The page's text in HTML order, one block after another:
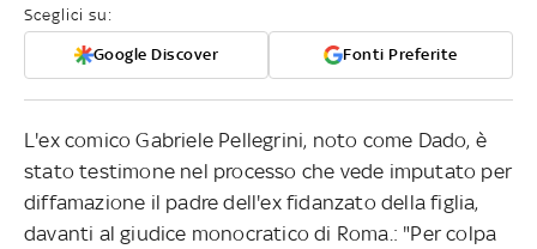
Sceglici su:
Google Discover Fonti Preferite
L'ex comico Gabriele Pellegrini, noto come Dado, è
stato testimone nel processo che vede imputato per
diffamazione il padre dell'ex fidanzato della figlia,
davanti al giudice monocratico di Roma.: "Per colpa